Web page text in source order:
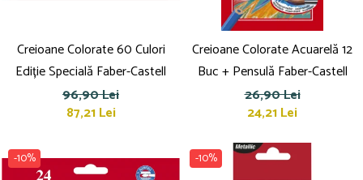
Creioane Colorate 60 Culori
Ediție Specială Faber-Castell
96,90 Lei
87,21 Lei
Creioane Colorate Acuarelă 12
Buc + Pensulă Faber-Castell
26,90 Lei
24,21 Lei
-10% -10%